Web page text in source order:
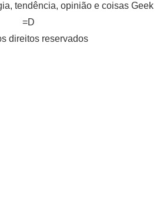
tendência, opinião e coisas Geek
=D
direitos reservados